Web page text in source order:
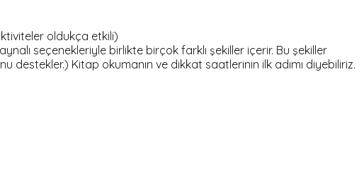
oldukça etkili)
seçenekleriyle birlikte birçok farklı şekiller içerir. Bu şekiller
Kitap okumanın ve dikkat saatlerinin ilk adımı diyebiliriz.